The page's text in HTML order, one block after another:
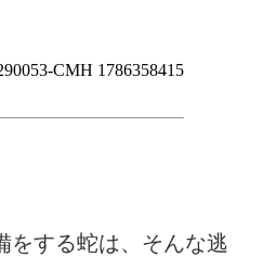
をする蛇は、そんな逃